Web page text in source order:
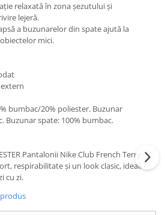
relaxată în zona șezutului și
lejeră.
a buzunarelor din spate ajută la
mici.
bumbac/20% poliester. Buzunar
Buzunar spate: 100% bumbac.
Pantalonii Nike Club French Terry
respirabilitate și un look clasic, ideali
cu zi.